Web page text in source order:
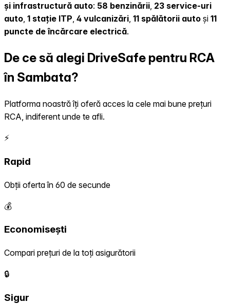
și infrastructură auto: 58 benzinării, 23 service-uri
auto, 1 stație ITP, 4 vulcanizări, 11 spălătorii auto și 11
puncte de încărcare electrică.
De ce să alegi DriveSafe pentru RCA
în Sambata?
Platforma noastră îți oferă acces la cele mai bune prețuri
RCA, indiferent unde te afli.
⚡
Rapid
Obții oferta în 60 de secunde
💰
Economisești
Compari prețuri de la toți asigurătorii
🔒
Sigur